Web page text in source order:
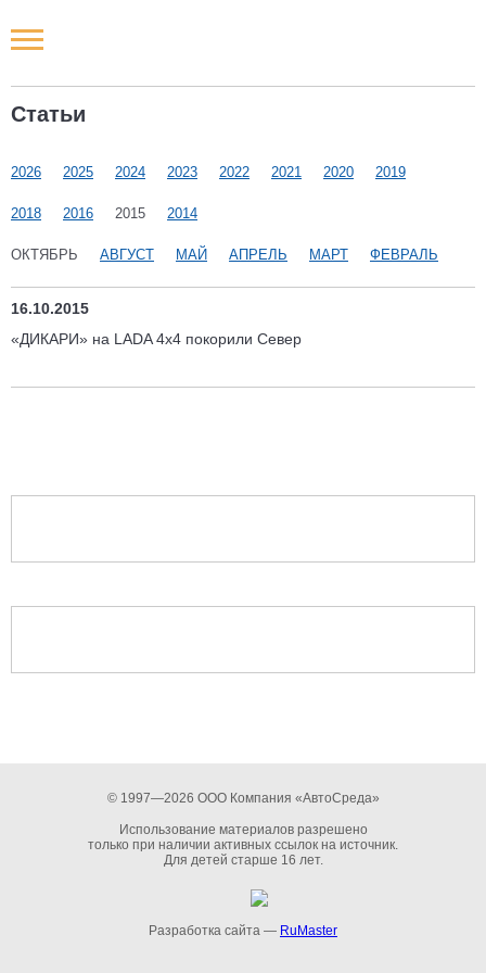
Статьи
2026 2025 2024 2023 2022 2021 2020 2019
2018 2016 2015 2014
ОКТЯБРЬ АВГУСТ МАЙ АПРЕЛЬ МАРТ ФЕВРАЛЬ
16.10.2015
«ДИКАРИ» на LADA 4x4 покорили Север
© 1997—2026 ООО Компания «АвтоСреда»
Использование материалов разрешено
только при наличии активных ссылок на источник.
Для детей старше 16 лет.
Разработка сайта — RuMaster
Новости РФ
Наши мероприятия
Статьи